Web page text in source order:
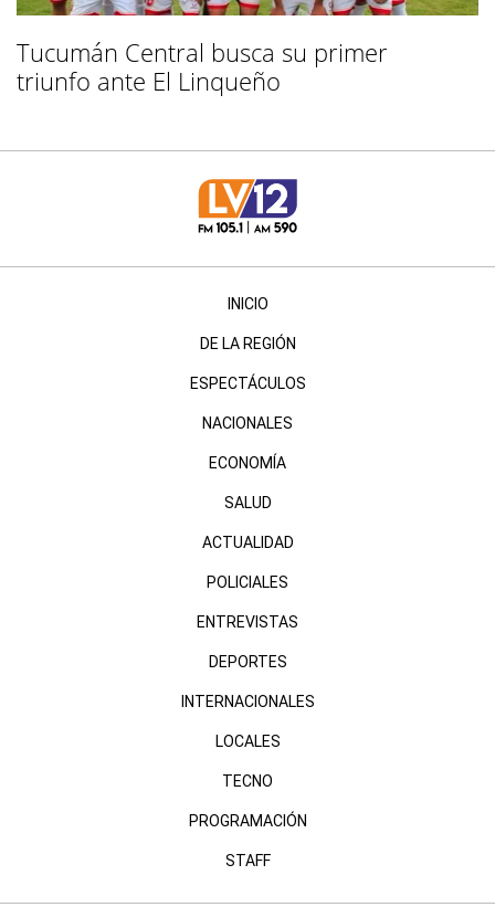
Tucumán Central busca su primer
triunfo ante El Linqueño
INICIO
DE LA REGIÓN
ESPECTÁCULOS
NACIONALES
ECONOMÍA
SALUD
ACTUALIDAD
POLICIALES
ENTREVISTAS
DEPORTES
INTERNACIONALES
LOCALES
TECNO
PROGRAMACIÓN
STAFF